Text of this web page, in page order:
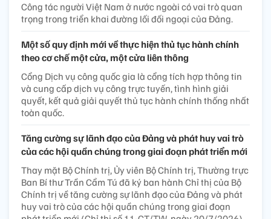
Công tác người Việt Nam ở nước ngoài có vai trò quan
trọng trong triển khai đường lối đối ngoại của Đảng.
Một số quy định mới về thực hiện thủ tục hành chính
theo cơ chế một cửa, một cửa liên thông
Cổng Dịch vụ công quốc gia là cổng tích hợp thông tin
và cung cấp dịch vụ công trực tuyến, tình hình giải
quyết, kết quả giải quyết thủ tục hành chính thống nhất
toàn quốc.
Tăng cường sự lãnh đạo của Đảng và phát huy vai trò
của các hội quần chúng trong giai đoạn phát triển mới
Thay mặt Bộ Chính trị, Ủy viên Bộ Chính trị, Thường trực
Ban Bí thư Trần Cẩm Tú đã ký ban hành Chỉ thị của Bộ
Chính trị về tăng cường sự lãnh đạo của Đảng và phát
huy vai trò của các hội quần chúng trong giai đoạn